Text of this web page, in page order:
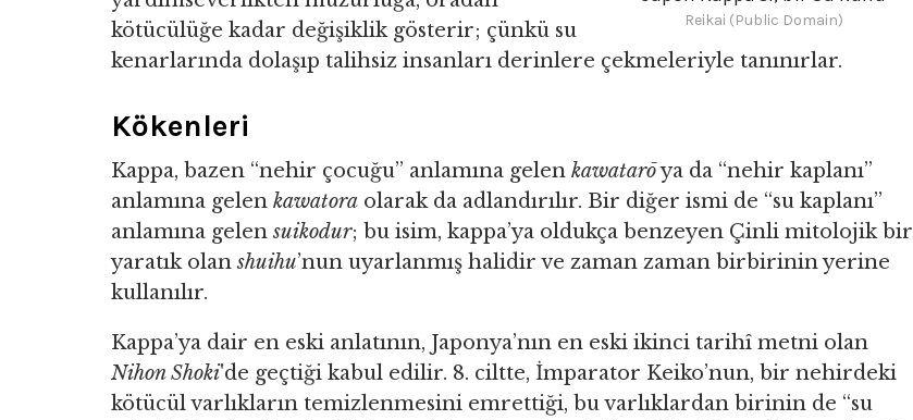
Reikai (Public Domain)
kötücülüğe kadar değişiklik gösterir; çünkü su
kenarlarında dolaşıp talihsiz insanları derinlere çekmeleriyle tanınırlar.
Kökenleri
Kappa, bazen “nehir çocuğu” anlamına gelen kawatarōya da “nehir kaplanı”
anlamına gelen kawatora olarak da adlandırılır. Bir diğer ismi de “su kaplanı”
anlamına gelensuikodur; bu isim, kappa’ya oldukça benzeyen Çinli mitolojik bir
yaratık olanshuihu’nun uyarlanmış halidir ve zaman zaman birbirinin yerine
kullanılır.
Kappa’ya dair en eski anlatının, Japonya’nın en eski ikinci tarihî metni olan
Nihon Shoki'de geçtiği kabul edilir. 8. ciltte, İmparator Keiko’nun, bir nehirdeki
kötücül varlıkların temizlenmesini emrettiği, bu varlıklardan birinin de “su